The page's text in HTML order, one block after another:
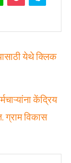
येथे क्लिक
केंद्रिय
ग्राम विकास